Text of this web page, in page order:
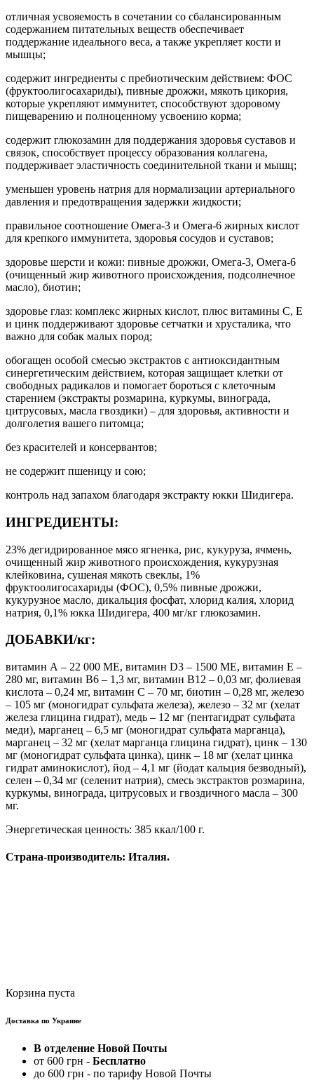
отличная усвояемость в сочетании со сбалансированным
содержанием питательных веществ обеспечивает
поддержание идеального веса, а также укрепляет кости и
мышцы;
содержит ингредиенты с пребиотическим действием: ФОС
(фруктоолигосахариды), пивные дрожжи, мякоть цикория,
которые укрепляют иммунитет, способствуют здоровому
пищеварению и полноценному усвоению корма;
содержит глюкозамин для поддержания здоровья суставов и
связок, способствует процессу образования коллагена,
поддерживает эластичность соединительной ткани и мышц;
уменьшен уровень натрия для нормализации артериального
давления и предотвращения задержки жидкости;
правильное соотношение Омега-3 и Омега-6 жирных кислот
для крепкого иммунитета, здоровья сосудов и суставов;
здоровье шерсти и кожи: пивные дрожжи, Омега-3, Омега-6
(очищенный жир животного происхождения, подсолнечное
масло), биотин;
здоровье глаз: комплекс жирных кислот, плюс витамины С, Е
и цинк поддерживают здоровье сетчатки и хрусталика, что
важно для собак малых пород;
обогащен особой смесью экстрактов с антиоксидантным
синергетическим действием, которая защищает клетки от
свободных радикалов и помогает бороться с клеточным
старением (экстракты розмарина, куркумы, винограда,
цитрусовых, масла гвоздики) – для здоровья, активности и
долголетия вашего питомца;
без красителей и консервантов;
не содержит пшеницу и сою;
контроль над запахом благодаря экстракту юкки Шидигера.
ИНГРЕДИЕНТЫ:
23% дегидрированное мясо ягненка, рис, кукуруза, ячмень,
очищенный жир животного происхождения, кукурузная
клейковина, сушеная мякоть свеклы, 1%
фруктоолигосахариды (ФОС), 0,5% пивные дрожжи,
кукурузное масло, дикальция фосфат, хлорид калия, хлорид
натрия, 0,1% юкка Шидигера, 400 мг/кг глюкозамин.
ДОБАВКИ/кг:
витамин А – 22 000 МЕ, витамин D3 – 1500 МЕ, витамин Е –
280 мг, витамин B6 – 1,3 мг, витамин В12 – 0,03 мг, фолиевая
кислота – 0,24 мг, витамин С – 70 мг, биотин – 0,28 мг, железо
– 105 мг (моногидрат сульфата железа), железо – 32 мг (хелат
железа глицина гидрат), медь – 12 мг (пентагидрат сульфата
меди), марганец – 6,5 мг (моногидрат сульфата марганца),
марганец – 32 мг (хелат марганца глицина гидрат), цинк – 130
мг (моногидрат сульфата цинка), цинк – 18 мг (хелат цинка
гидрат аминокислот), йод – 4,1 мг (йодат кальция безводный),
селен – 0,34 мг (селенит натрия), смесь экстрактов розмарина,
куркумы, винограда, цитрусовых и гвоздичного масла – 300
мг.
Энергетическая ценность: 385 ккал/100 г.
Страна-производитель: Италия.
Корзина пуста
Доставка по Украине
В отделение Новой Почты
от 600 грн - Бесплатно
до 600 грн - по тарифу Новой Почты